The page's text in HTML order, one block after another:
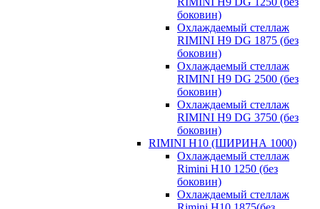
боковин)
Охлаждаемый стеллаж
RIMINI H9 DG 1875 (без
боковин)
Охлаждаемый стеллаж
RIMINI H9 DG 2500 (без
боковин)
Охлаждаемый стеллаж
RIMINI H9 DG 3750 (без
боковин)
RIMINI H10 (ШИРИНА 1000)
Охлаждаемый стеллаж
Rimini H10 1250 (без
боковин)
Охлаждаемый стеллаж